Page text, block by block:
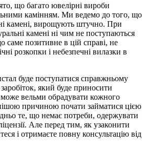
що багато ювелірні вироби
камінням. Ми ведемо до того, що
камені, вирощують штучно. При
камені ні чим не поступаються
саме позитивне в цій справі, не
розкопки і небезпечні вилазки в
буде поступатися справжньому
який буде приносити
вельми обрадувати кожного
причиною почати займатися цією
те, що немає потреби, одержувати
Але перед тим, як узаконити
і отримаєте повну консультацію від